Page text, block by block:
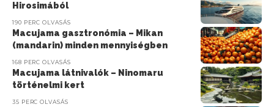
Hirosimából
190 PERC OLVASÁS
Macujama gasztronómia – Mikan
(mandarin) minden mennyiségben
168 PERC OLVASÁS
Macujama látnivalók – Ninomaru
történelmi kert
35 PERC OLVASÁS